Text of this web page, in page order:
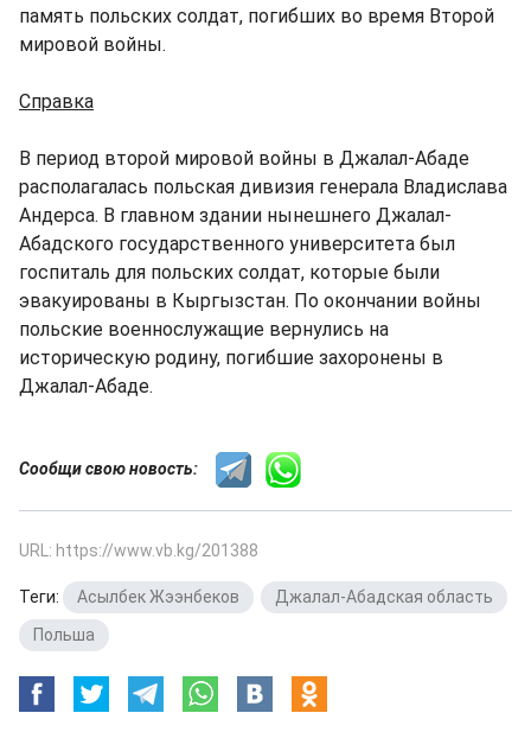
память польских солдат, погибших во время Второй
мировой войны.
Справка
В период второй мировой войны в Джалал-Абаде
располагалась польская дивизия генерала Владислава
Андерса. В главном здании нынешнего Джалал-
Абадского государственного университета был
госпиталь для польских солдат, которые были
эвакуированы в Кыргызстан. По окончании войны
польские военнослужащие вернулись на
историческую родину, погибшие захоронены в
Джалал-Абаде.
Сообщи свою новость:
URL: https://www.vb.kg/201388
Теги: Асылбек Жээнбеков Джалал-Абадская область
Польша